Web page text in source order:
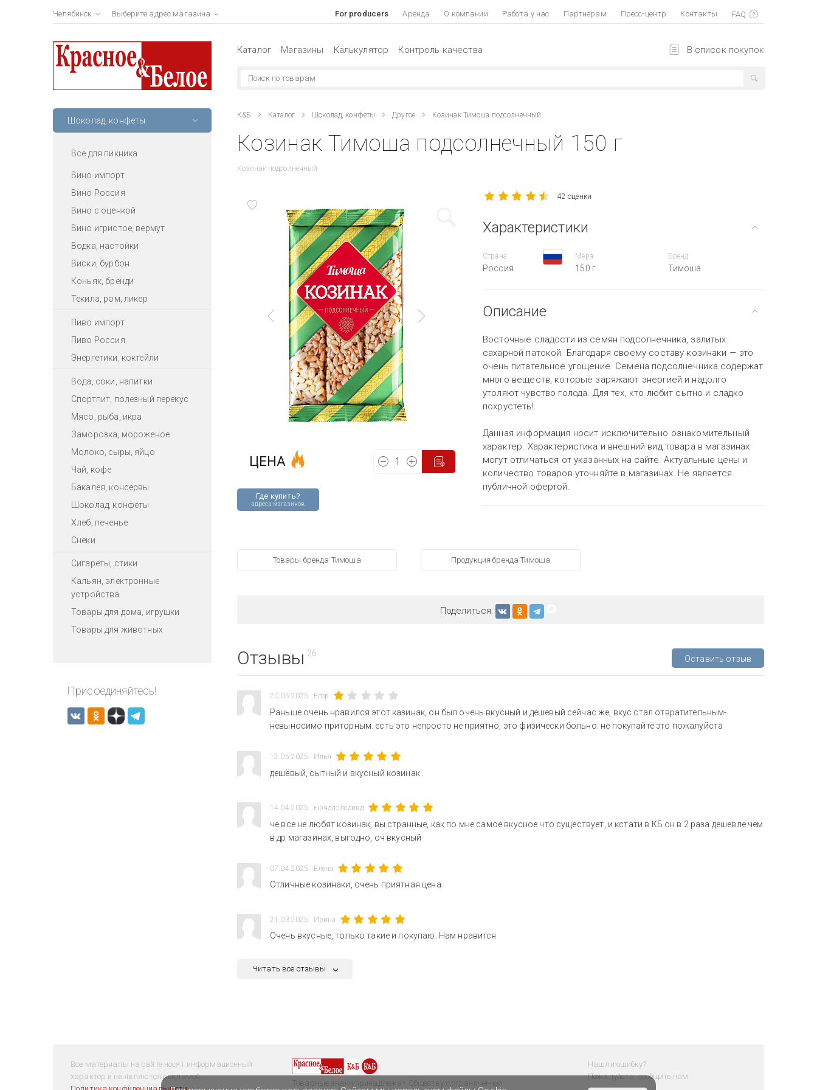
Челябинск Выберите адрес магазина For producers Аренда О компании Работа у нас Партнерам Пресс-центр Контакты
В список покупок
Каталог Магазины Калькулятор Контроль качества
Шоколад, конфеты
Всё для пикника
Вино импорт
Вино Россия
Вино с оценкой
Вино игристое, вермут
Водка, настойки
Виски, бурбон
Коньяк, бренди
Текила, ром, ликер
Пиво импорт
Пиво Россия
Энергетики, коктейли
Вода, соки, напитки
Спортпит, полезный перекус
Мясо, рыба, икра
Заморозка, мороженое
Молоко, сыры, яйцо
Чай, кофе
Бакалея, консервы
Шоколад, конфеты
Хлеб, печенье
Снеки
Сигареты, стики
Кальян, электронные
устройства
Товары для дома, игрушки
Товары для животных
Присоединяйтесь!
К&Б Каталог Шоколад, конфеты Другое Козинак Тимоша подсолнечный
Козинак Тимоша подсолнечный 150 г
Козинак подсолнечный
Где купить?
адреса магазинов
ЦЕНА
42 оценки
Характеристики
Страна
Россия
Мера
150 г
Бренд
Тимоша
Описание
Восточные сладости из семян подсолнечника, залитых
сахарной патокой. Благодаря своему составу козинаки — это
очень питательное угощение. Семена подсолнечника содержат
много веществ, которые заряжают энергией и надолго
утоляют чувство голода. Для тех, кто любит сытно и сладко
похрустеть!
Данная информация носит исключительно ознакомительный
характер. Характеристика и внешний вид товара в магазинах
могут отличаться от указанных на сайте. Актуальные цены и
количество товаров уточняйте в магазинах. Не является
публичной офертой.
Товары бренда Тимоша Продукция бренда Тимоша
Поделиться:
Отзывы 26
Оставить отзыв
20.05.2025 Егор
Раньше очень нравился этот казинак, он был очень вкусный и дешевый сейчас же, вкус стал отвратительным-
невыносимо приторным. есть это непросто не приятно, это физически больно. не покупайте это пожалуйста
12.05.2025 Илья
дешёвый, сытный и вкусный козинак
14.04.2025 ыэчдлслсдввд
че все не любят козинак, вы странные, как по мне самое вкусное что существует, и кстати в КБ он в 2 раза дешевле чем
в др магазинах, выгодно, оч вкусный
07.04.2025 Елена
Отличные козинаки, очень приятная цена
21.03.2025 Ирина
Очень вкусные, только такие и покупаю. Нам нравится
Читать все отзывы
Все материалы на сайте носят информационный
характер и не являются рекламой.
Нашли ошибку?
Пожалуйста, сообщите нам
Товарные знаки принадлежат Обществу с ограниченной